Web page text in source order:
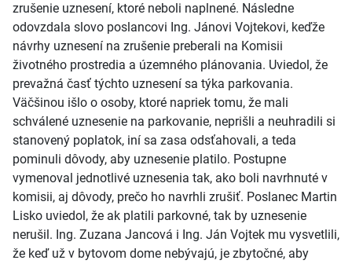
zrušenie uznesení, ktoré neboli naplnené. Následne
odovzdala slovo poslancovi Ing. Jánovi Vojtekovi, keďže
návrhy uznesení na zrušenie preberali na Komisii
životného prostredia a územného plánovania. Uviedol, že
prevažná časť týchto uznesení sa týka parkovania.
Väčšinou išlo o osoby, ktoré napriek tomu, že mali
schválené uznesenie na parkovanie, neprišli a neuhradili si
stanovený poplatok, iní sa zasa odsťahovali, a teda
pominuli dôvody, aby uznesenie platilo. Postupne
vymenoval jednotlivé uznesenia tak, ako boli navrhnuté v
komisii, aj dôvody, prečo ho navrhli zrušiť. Poslanec Martin
Lisko uviedol, že ak platili parkovné, tak by uznesenie
nerušil. Ing. Zuzana Jancová i Ing. Ján Vojtek mu vysvetlili,
že keď už v bytovom dome nebývajú, je zbytočné, aby